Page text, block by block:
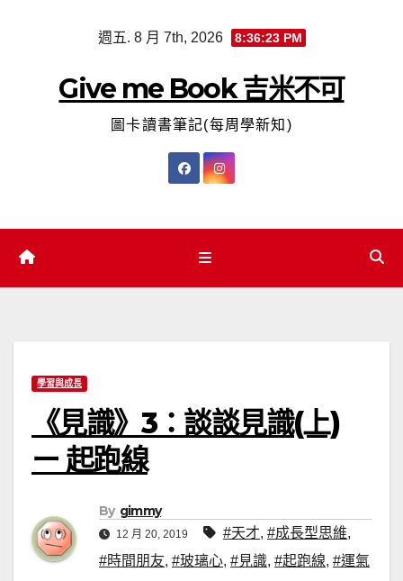
週五. 8 月 7th, 2026 8:36:24 PM
Give me Book 吉米不可
圖卡讀書筆記(每周學新知)
學習與成長
《見識》3：談談見識(上)
ー 起跑線
By gimmy
12 月 20, 2019 #天才, #成長型思維,
#時間朋友, #玻璃心, #見識, #起跑線, #運氣